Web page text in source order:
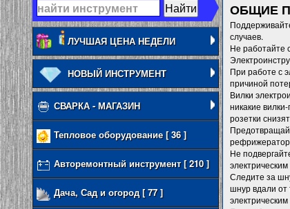
ЛУЧШАЯ ЦЕНА НЕДЕЛИ
НОВЫЙ ИНСТРУМЕНТ
СВАРКА - МАГАЗИН
Тепловое оборудование [ 36 ]
Авторемонтный инструмент [ 210 ]
Дача, Сад и огород [ 77 ]
ОБЩИЕ
случаев.
Не работайте
При работе с
причиной
Вилки
никакие
розетки
Не
электрическим
Следите за
шнур вдали
электрическим